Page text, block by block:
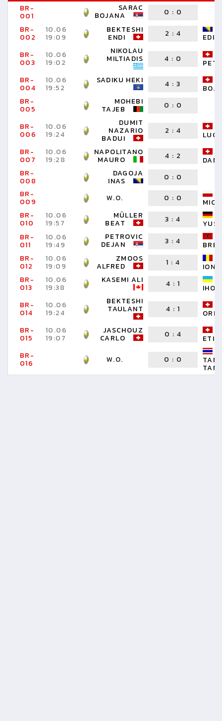
BR-
001
SARAC
BOJANA 0 : 0
BR-
002
10.06
19:09
BEKTESHI
ENDI 2 : 4
EDIN
BR-
003
10.06
19:02
NIKOLAU
MILTIADIS 4 : 0
BR-
004
10.06
19:52
SADIKU HEKI 4 :3
BR-
005
MOHEBI
TAJEB 0 : 0
BR-
006
10.06
19:24
DUMIT
NAZARIO
BADUI
2 : 4
LUC
BR-
007
10.06
19:28
NAPOLITANO
MAURO 4 : 2
BR-
008
DAGOJA
INAS 0 : 0
BR-
009 W.O. 0 : 0
BR-
010
10.06
19:57
MÜLLER
BEAT 3 :4
BR-
011
10.06
19:49
PETROVIC
DEJAN 3 :4
BR-
012
10.06
19:09
ZMOOS
ALFRED 1 : 4
BR-
013
10.06
19:38
KASEMI ALI 4 : 1
IHOR
BR-
014
10.06
19:24
BEKTESHI
TAULANT 4 : 1
ORIN
BR-
015
10.06
19:07
JASCHOUZ
CARLO 0 : 4
BR-
016 W.O. 0 : 0